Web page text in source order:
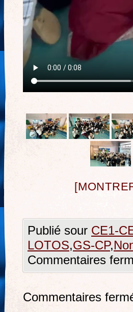
Publié sour CE1-
LOTOS,GS-CP,
Commentaires
Commentaires